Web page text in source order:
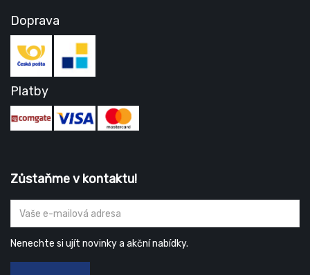
Doprava
Platby
Zůstaňme v kontaktu!
Nenechte si ujít novinky a akční nabídky.